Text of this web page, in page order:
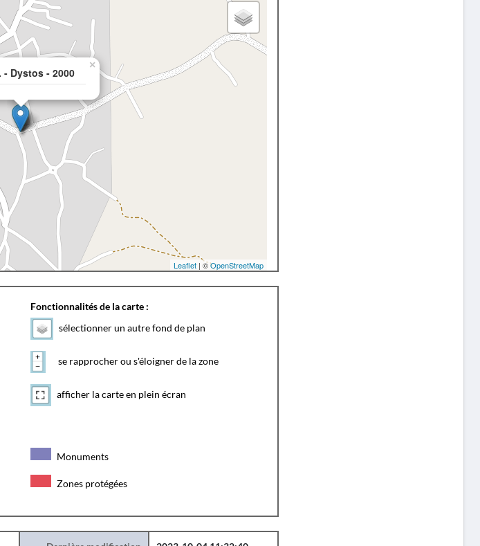
- Dystos - 2000
×
Leaflet| ©OpenStreetMap
Fonctionnalités de la carte :
sélectionner un autre fond de plan
se rapprocher ou s'éloigner de la zone
afficher la carte en plein écran
Monuments
Zones protégées